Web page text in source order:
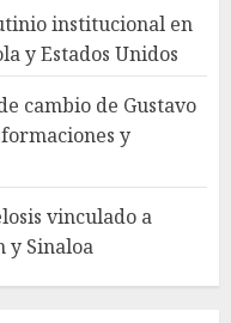
institucional en
y Estados Unidos
cambio de Gustavo
y
vinculado a
y Sinaloa
brote de
de Nuevo
vs Atlas: Fecha,